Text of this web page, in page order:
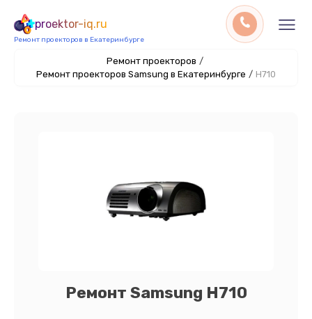
proektor-iq.ru
Ремонт проекторов в Екатеринбурге
Ремонт проекторов /
Ремонт проекторов Samsung в Екатеринбурге / H710
Ремонт Samsung H710